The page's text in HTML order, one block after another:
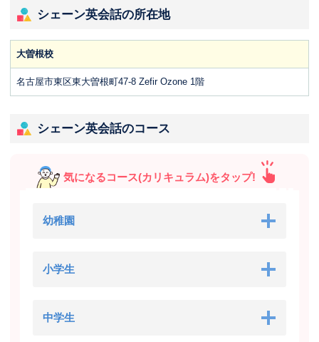
シェーン英会話の所在地
大曽根校
名古屋市東区東大曽根町47-8 Zefir Ozone 1階
シェーン英会話のコース
気になるコース(カリキュラム)をタップ!
幼稚園
小学生
中学生